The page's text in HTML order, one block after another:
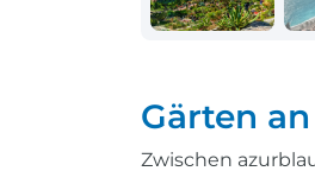
Gärten
Zwischen